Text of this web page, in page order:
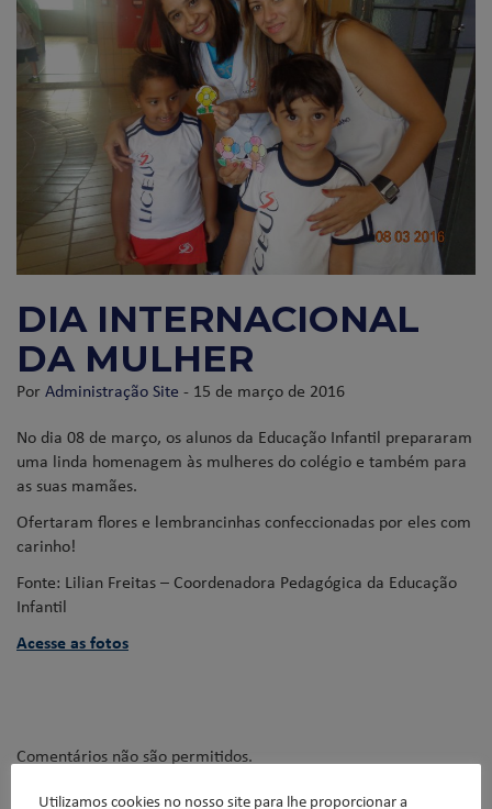
DIA INTERNACIONAL
DA MULHER
PorAdministração Site - 15 de março de 2016
No dia 08 de março, os alunos da Educação Infantil prepararam
uma linda homenagem às mulheres do colégio e também para
as suas mamães.
Ofertaram flores e lembrancinhas confeccionadas por eles com
carinho!
Fonte: Lilian Freitas – Coordenadora Pedagógica da Educação
Infantil
Acesse as fotos
Comentários não são permitidos.
Utilizamos cookies no nosso site para lhe proporcionar a